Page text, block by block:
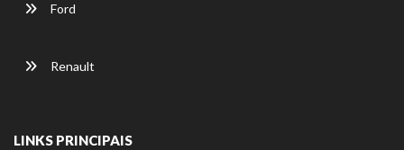
Ford
Renault
LINKS PRINCIPAIS